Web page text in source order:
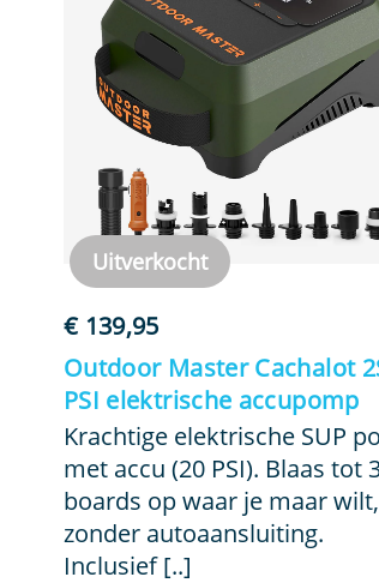
Uitverkocht
€139,95
Outdoor Master Cachalot
PSI elektrische accupomp
Krachtige elektrische SUP
met accu (20 PSI). Blaas tot
boards op waar je maar wilt,
zonder autoaansluiting.
Inclusief [..]